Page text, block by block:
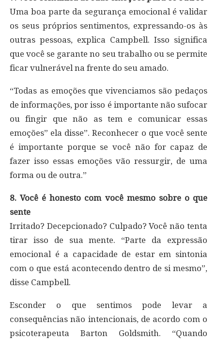
Uma boa parte da segurança emocional é validar
os seus próprios sentimentos, expressando-os às
outras pessoas, explica Campbell. Isso significa
que você se garante no seu trabalho ou se permite
ficar vulnerável na frente do seu amado.
“Todas as emoções que vivenciamos são pedaços
de informações, por isso é importante não sufocar
ou fingir que não as tem e comunicar essas
emoções” ela disse”. Reconhecer o que você sente
é importante porque se você não for capaz de
fazer isso essas emoções vão ressurgir, de uma
forma ou de outra.”
8. Você é honesto com você mesmo sobre o que
sente
Irritado? Decepcionado? Culpado? Você não tenta
tirar isso de sua mente. “Parte da expressão
emocional é a capacidade de estar em sintonia
com o que está acontecendo dentro de si mesmo”,
disse Campbell.
Esconder o que sentimos pode levar a
consequências não intencionais, de acordo com o
psicoterapeuta Barton Goldsmith. “Quando